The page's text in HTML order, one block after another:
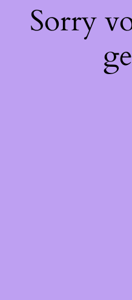
Sorry